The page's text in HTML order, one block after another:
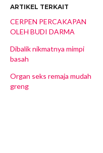
ARTIKEL TERKAIT
CERPEN PERCAKAPAN
OLEH BUDI DARMA
Dibalik nikmatnya mimpi
basah
Organ seks remaja mudah
greng